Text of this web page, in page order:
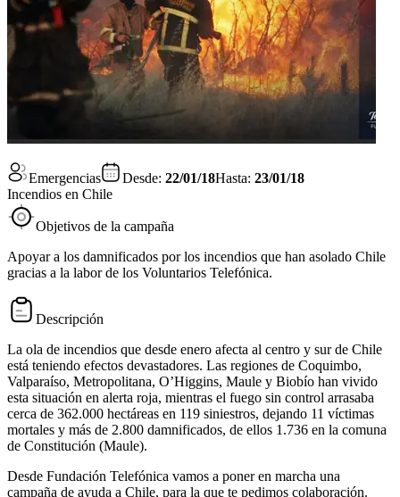
Emergencias Desde: 22/01/18Hasta: 23/01/18
Incendios en Chile
Objetivos de la campaña
Apoyar a los damnificados por los incendios que han asolado Chile
gracias a la labor de los Voluntarios Telefónica.
Descripción
La ola de incendios que desde enero afecta al centro y sur de Chile
está teniendo efectos devastadores. Las regiones de Coquimbo,
Valparaíso, Metropolitana, O’Higgins, Maule y Biobío han vivido
esta situación en alerta roja, mientras el fuego sin control arrasaba
cerca de 362.000 hectáreas en 119 siniestros, dejando 11 víctimas
mortales y más de 2.800 damnificados, de ellos 1.736 en la comuna
de Constitución (Maule).
Desde Fundación Telefónica vamos a poner en marcha una
campaña de ayuda a Chile, para la que te pedimos colaboración.